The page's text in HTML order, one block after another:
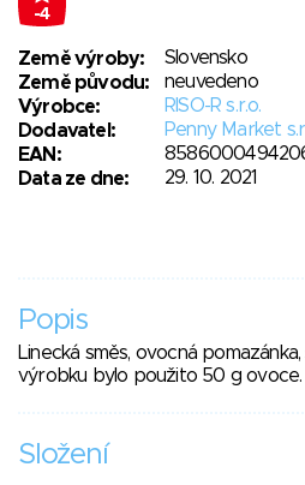
-4
Země výroby:
Slovensko
Země původu:
neuvedeno
Výrobce:
RISO-R s.r.o.
Dodavatel:
Penny Market
EAN:
Data ze dne:
29. 10. 2021
Popis
Linecká směs, ovocná
výrobku bylo použito 50 g ovoce.
Složení